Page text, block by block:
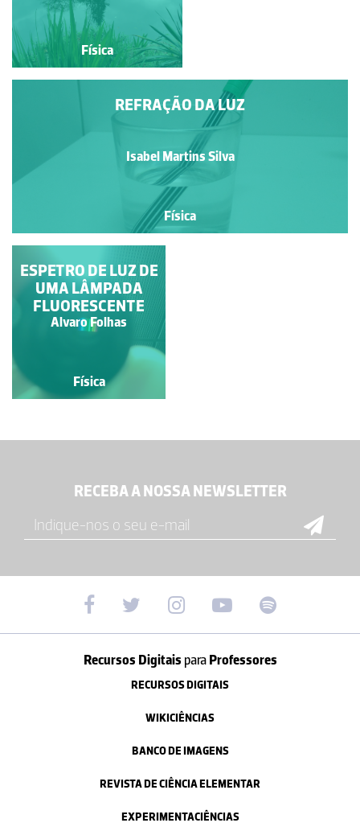
Física
Física
REFRAÇÃO DA LUZ
Isabel Martins Silva
Física
CARRINHO SOLAR
Isabel Martins Silva
Física
ESPETRO DE LUZ DE
UMA LÂMPADA
FLUORESCENTE
Alvaro Folhas
Física
RECEBA A NOSSA NEWSLETTER
Recursos Digitais paraProfessores
RECURSOS DIGITAIS
WIKICIÊNCIAS
BANCO DE IMAGENS
REVISTA DE CIÊNCIA ELEMENTAR
EXPERIMENTACIÊNCIAS